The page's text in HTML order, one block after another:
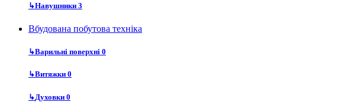
↳Навушники 3
Вбудована побутова техніка
↳Варильні поверхні 0
↳Витяжки 0
↳Духовки 0